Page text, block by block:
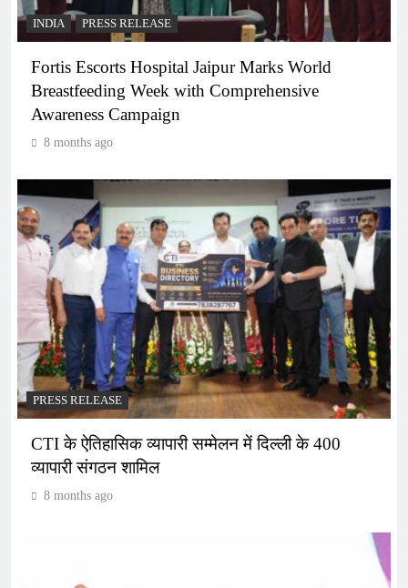
INDIA PRESS RELEASE
Fortis Escorts Hospital Jaipur Marks World
Breastfeeding Week with Comprehensive
Awareness Campaign
8 months ago
PRESS RELEASE
CTI के ऐतिहासिक व्यापारी सम्मेलन में दिल्ली के 400
व्यापारी संगठन शामिल
8 months ago